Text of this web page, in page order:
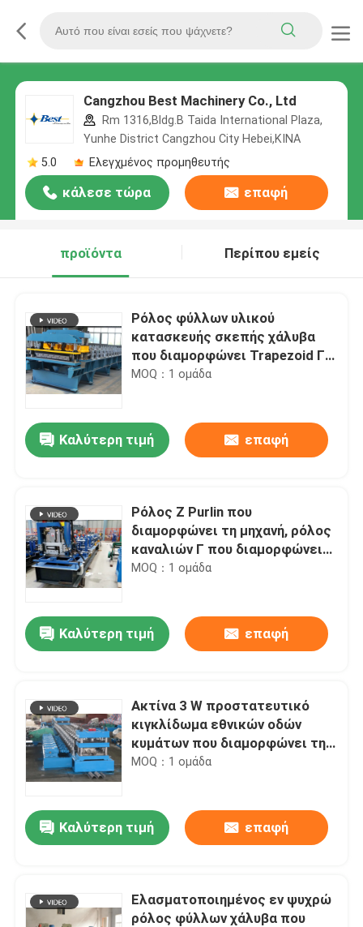
Cangzhou Best Machinery Co., Ltd
Rm 1316,Bldg.B Taida International Plaza,
Yunhe District Cangzhou City Hebei,ΚΙΝΑ
5.0
Ελεγχμένος προμηθευτής
κάλεσε τώρα επαφή
προϊόντα Περίπου εμείς
Ρόλος φύλλων υλικού
κατασκευής σκεπής χάλυβα
που διαμορφώνει Trapezoid ΓΠ
IBR μηχανών PPGI, κυλώντας
MOQ：1 ομάδα
Καλύτερη τιμή επαφή
Ρόλος Ζ Purlin που
διαμορφώνει τη μηχανή, ρόλος
καναλιών Γ που διαμορφώνει
τη μηχανή BV/SGS
MOQ：1 ομάδα
Καλύτερη τιμή επαφή
Ακτίνα 3 W προστατευτικό
κιγκλίδωμα εθνικών οδών
κυμάτων που διαμορφώνει τη
μηχανή/διαμόρφωση
MOQ：1 ομάδα
Καλύτερη τιμή επαφή
Ελασματοποιημένος εν ψυχρώ
ρόλος φύλλων χάλυβα που